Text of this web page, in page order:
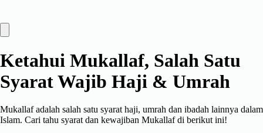
Ketahui Mukallaf, Salah Satu
Syarat Wajib Haji & Umrah
Mukallaf adalah salah satu syarat haji, umrah dan ibadah lainnya dalam
Islam. Cari tahu syarat dan kewajiban Mukallaf di berikut ini!